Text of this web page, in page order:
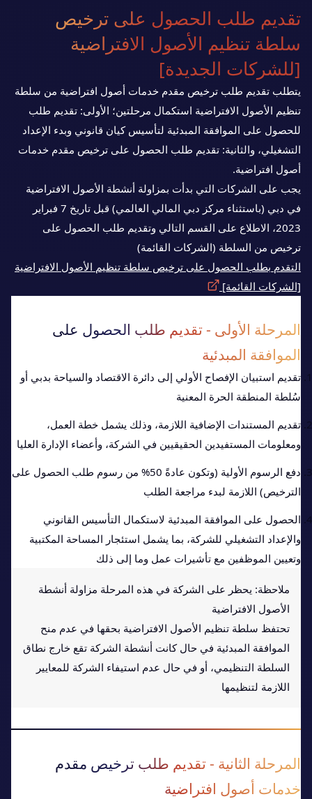
تقديم طلب الحصول على ترخيص
سلطة تنظيم الأصول الافتراضية
[للشركات الجديدة]
يتطلب تقديم طلب ترخيص مقدم خدمات أصول افتراضية من سلطة
تنظيم الأصول الافتراضية استكمال مرحلتين؛ الأولى: تقديم طلب
للحصول على الموافقة المبدئية لتأسيس كيان قانوني وبدء الإعداد
التشغيلي، والثانية: تقديم طلب الحصول على ترخيص مقدم خدمات
أصول افتراضية.
يجب على الشركات التي بدأت بمزاولة أنشطة الأصول الافتراضية
في دبي (باستثناء مركز دبي المالي العالمي) قبل تاريخ 7 فبراير
2023، الاطلاع على القسم التالي وتقديم طلب الحصول على
ترخيص من السلطة (الشركات القائمة)
التقدم بطلب الحصول على ترخيص سلطة تنظيم الأصول الافتراضية
[الشركات القائمة]
المرحلة الأولى - تقديم طلب الحصول على
الموافقة المبدئية
تقديم استبيان الإفصاح الأولي إلى دائرة الاقتصاد والسياحة بدبي أو
سُلطة المنطقة الحرة المعنية
تقديم المستندات الإضافية اللازمة، وذلك يشمل خطة العمل،
ومعلومات المستفيدين الحقيقيين في الشركة، وأعضاء الإدارة العليا
دفع الرسوم الأولية (وتكون عادةً 50% من رسوم طلب الحصول على
الترخيص) اللازمة لبدء مراجعة الطلب
الحصول على الموافقة المبدئية لاستكمال التأسيس القانوني
والإعداد التشغيلي للشركة، بما يشمل استئجار المساحة المكتبية
وتعيين الموظفين مع تأشيرات عمل وما إلى ذلك
ملاحظة: يحظر على الشركة في هذه المرحلة مزاولة أنشطة
الأصول الافتراضية
تحتفظ سلطة تنظيم الأصول الافتراضية بحقها في عدم منح
الموافقة المبدئية في حال كانت أنشطة الشركة تقع خارج نطاق
السلطة التنظيمي، أو في حال عدم استيفاء الشركة للمعايير
اللازمة لتنظيمها
المرحلة الثانية - تقديم طلب ترخيص مقدم
خدمات أصول افتراضية